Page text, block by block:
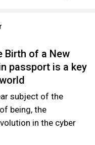
Birth of a New
passport is a key
subject of the
being, the
in the cyber